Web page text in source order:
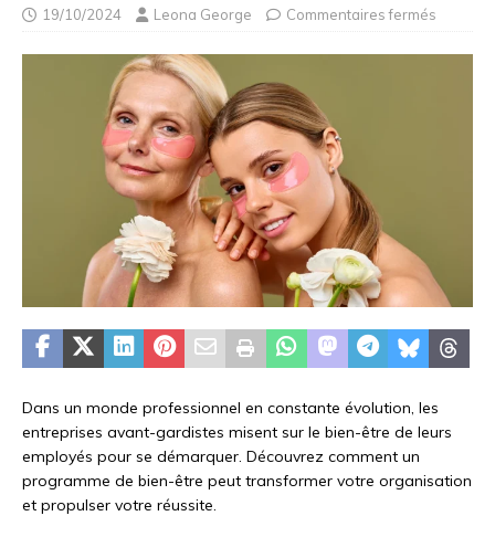
19/10/2024 Leona George Commentaires fermés
Dans un monde professionnel en constante évolution, les
entreprises avant-gardistes misent sur le bien-être de leurs
employés pour se démarquer. Découvrez comment un
programme de bien-être peut transformer votre organisation
et propulser votre réussite.